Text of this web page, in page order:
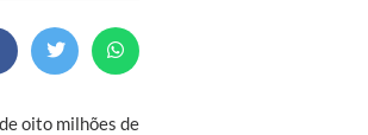
oito milhões de